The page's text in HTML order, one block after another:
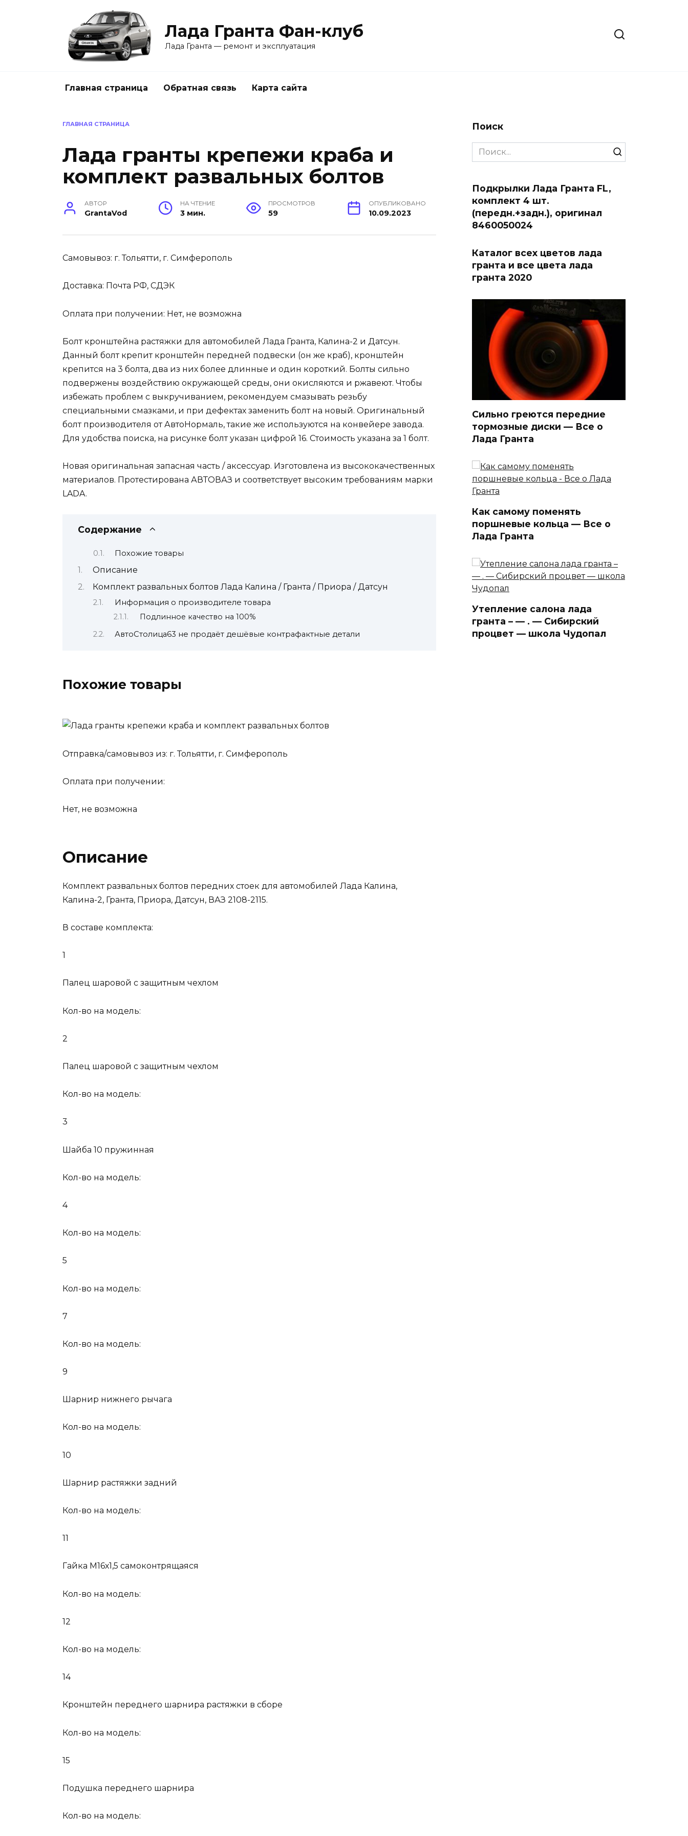
Лада Гранта Фан-клуб
Лада Гранта — ремонт и эксплуатация
Главная страница Обратная связь Карта сайта
ГЛАВНАЯ СТРАНИЦА
Лада гранты крепежи краба и
комплект развальных болтов
АВТОР
GrantaVod
НА ЧТЕНИЕ
3 мин.
ПРОСМОТРОВ
59
ОПУБЛИКОВАНО
10.09.2023
Самовывоз: г. Тольятти, г. Симферополь
Доставка: Почта РФ, СДЭК
Оплата при получении: Нет, не возможна
Болт кронштейна растяжки для автомобилей Лада Гранта, Калина-2 и Датсун.
Данный болт крепит кронштейн передней подвески (он же краб), кронштейн
крепится на 3 болта, два из них более длинные и один короткий. Болты сильно
подвержены воздействию окружающей среды, они окисляются и ржавеют. Чтобы
избежать проблем с выкручиванием, рекомендуем смазывать резьбу
специальными смазками, и при дефектах заменить болт на новый. Оригинальный
болт производителя от АвтоНормаль, такие же используются на конвейере завода.
Для удобства поиска, на рисунке болт указан цифрой 16. Стоимость указана за 1 болт.
Новая оригинальная запасная часть / аксессуар. Изготовлена из высококачественных
материалов. Протестирована АВТОВАЗ и соответствует высоким требованиям марки
LADA.
Содержание
Похожие товары
Описание
Комплект развальных болтов Лада Калина / Гранта / Приора / Датсун
Информация о производителе товара
Подлинное качество на 100%
АвтоСтолица63 не продаёт дешёвые контрафактные детали
Похожие товары
Отправка/самовывоз из: г. Тольятти, г. Симферополь
Оплата при получении:
Нет, не возможна
Описание
Комплект развальных болтов передних стоек для автомобилей Лада Калина,
Калина-2, Гранта, Приора, Датсун, ВАЗ 2108-2115.
В составе комплекта:
1
Палец шаровой с защитным чехлом
Кол-во на модель:
2
Палец шаровой с защитным чехлом
Кол-во на модель:
3
Шайба 10 пружинная
Кол-во на модель:
4
Кол-во на модель:
5
Кол-во на модель:
7
Кол-во на модель:
9
Шарнир нижнего рычага
Кол-во на модель:
10
Шарнир растяжки задний
Кол-во на модель:
11
Гайка М16х1,5 самоконтрящаяся
Кол-во на модель:
12
Кол-во на модель:
14
Кронштейн переднего шарнира растяжки в сборе
Кол-во на модель:
15
Подушка переднего шарнира
Кол-во на модель:
Поиск
Search
for:
Подкрылки Лада Гранта FL,
комплект 4 шт.
(передн.+задн.), оригинал
8460050024
Каталог всех цветов лада
гранта и все цвета лада
гранта 2020
Сильно греются передние
тормозные диски — Все о
Лада Гранта
Как самому поменять
поршневые кольца — Все о
Лада Гранта
Утепление салона лада
гранта – — . — Сибирский
процвет — школа Чудопал